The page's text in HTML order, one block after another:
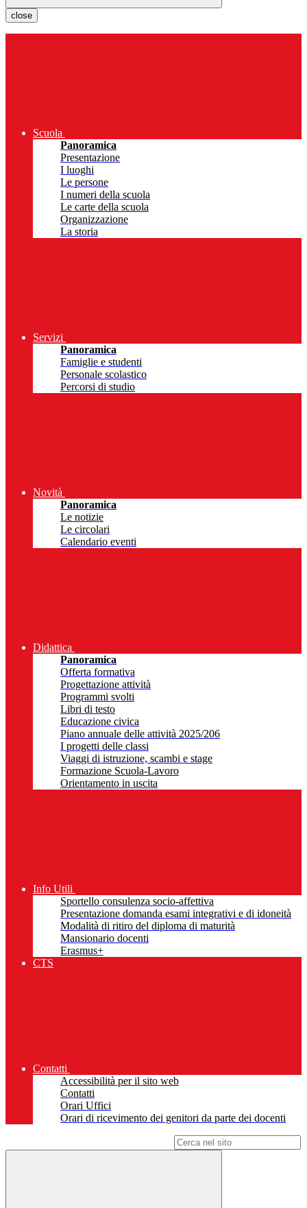
close
Scuola
Panoramica
Presentazione
I luoghi
Le persone
I numeri della scuola
Le carte della scuola
Organizzazione
La storia
Servizi
Panoramica
Famiglie e studenti
Personale scolastico
Percorsi di studio
Novità
Panoramica
Le notizie
Le circolari
Calendario eventi
Didattica
Panoramica
Offerta formativa
Progettazione attività
Programmi svolti
Libri di testo
Educazione civica
Piano annuale delle attività 2025/206
I progetti delle classi
Viaggi di istruzione, scambi e stage
Formazione Scuola-Lavoro
Orientamento in uscita
Info Utili
Sportello consulenza socio-affettiva
Presentazione domanda esami integrativi e di idoneità
Modalità di ritiro del diploma di maturità
Mansionario docenti
Erasmus+
CTS
Contatti
Accessibilità per il sito web
Contatti
Orari Uffici
Orari di ricevimento dei genitori da parte dei docenti